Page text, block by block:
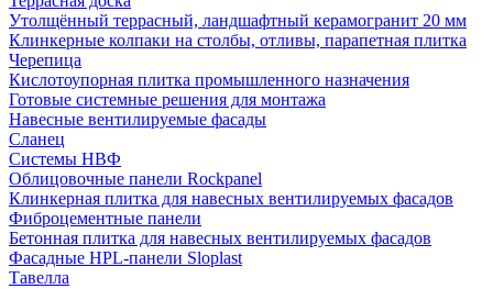
Утолщённый террасный, ландшафтный керамогранит 20 мм
Клинкерные колпаки на столбы, отливы, парапетная плитка
Черепица
Кислотоупорная плитка промышленного назначения
Готовые системные решения для монтажа
Навесные вентилируемые фасады
Сланец
Системы НВФ
Облицовочные панели Rockpanel
Клинкерная плитка для навесных вентилируемых фасадов
Фиброцементные панели
Бетонная плитка для навесных вентилируемых фасадов
Фасадные HPL-панели Sloplast
Тавелла